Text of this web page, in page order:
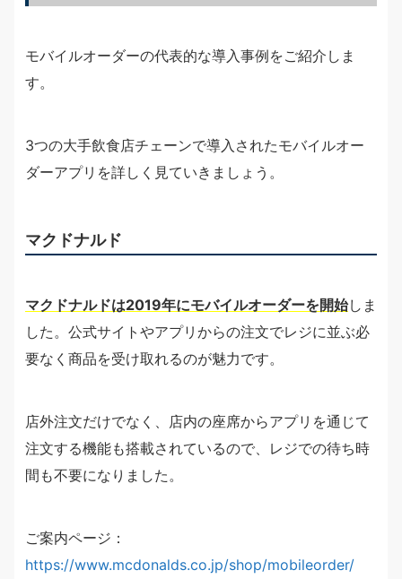
モバイルオーダーの代表的な導入事例をご紹介しま
す。
3つの大手飲食店チェーンで導入されたモバイルオー
ダーアプリを詳しく見ていきましょう。
マクドナルド
マクドナルドは2019年にモバイルオーダーを開始しま
した。公式サイトやアプリからの注文でレジに並ぶ必
要なく商品を受け取れるのが魅力です。
店外注文だけでなく、店内の座席からアプリを通じて
注文する機能も搭載されているので、レジでの待ち時
間も不要になりました。
ご案内ページ：
https://www.mcdonalds.co.jp/shop/mobileorder/